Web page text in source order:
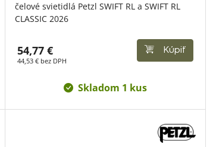
čelové svietidlá Petzl SWIFT RL a SWIFT RL
CLASSIC 2026
54,77 €
44,53 € bez DPH
Kúpiť
Skladom 1 kus